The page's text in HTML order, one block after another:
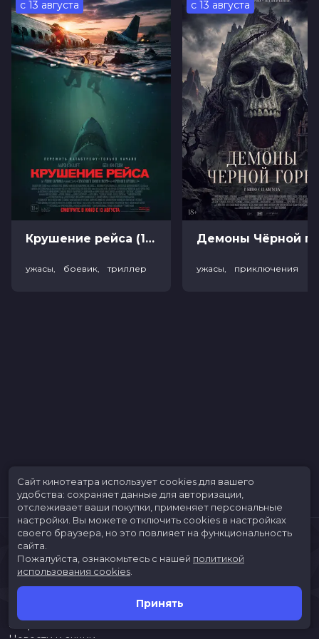
Оценка 4.5 / 10 (1 148 голосов)
Год
2026
Страна
Россия
Слоган
—
Режиссер
Карен Арутюнов
Дарья Блохина, Владимир Канухин,
Карен Арутюнов, Максим Лагашкин,
Наталья Бочкарёва, Наталья Рудова,
Карен Акопян, Олег Каменщиков,
Грант Тохатян, Джульетта Степанян
Продюсеры
Рубен Джагинян
Жанр
комедия
Длительность
1 ч 24 мин
В прокате
с 16 июля до 29 июля
с 13 августа
Крушение рейса (18+)
ужасы, боевик, триллер
с 13 августа
ужасы, приключения
Скоро в кино
Сайт кинотеатра использует cookies для вашего
удобства: сохраняет данные для авторизации,
отслеживает ваши покупки, применяет персональные
настройки. Вы можете отключить cookies в настройках
своего браузера, но это повлияет на функциональность
сайта.
Пожалуйста, ознакомьтесь с нашей политикой
использования cookies
Принять